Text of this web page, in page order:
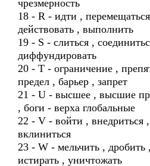
чрезмерность
18 - R - идти ,
действовать , выполнить
19 - S - слиться ,
диффундировать
20 - T - ограничение ,
предел , барьер , запрет
21 - U - высшее , высшие
, боги - верха глобальные
22 - V - войти , внедриться ,
вклиниться
23 - W - мельчить , дробить
истирать , уничтожать